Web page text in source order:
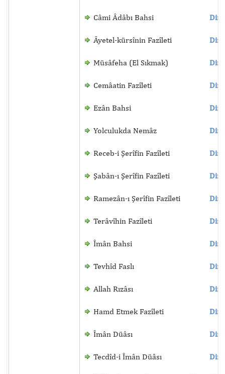
Câmi Âdâbı Bahsi
Âyetel-kürsînin Fazîleti
Müsâfeha (El Sıkmak)
Cemâatin Fazîleti
Ezân Bahsi
Yolculukda Nemâz
Receb-i Şerîfin Fazîleti
Şabân-ı Şerîfin Fazîleti
Ramezân-ı Şerîfin Fazîleti
Terâvîhin Fazîleti
Îmân Bahsi
Tevhîd Faslı
Allah Rızâsı
Hamd Etmek Fazîleti
Îmân Düâsı
Tecdîd-i Îmân Düâsı